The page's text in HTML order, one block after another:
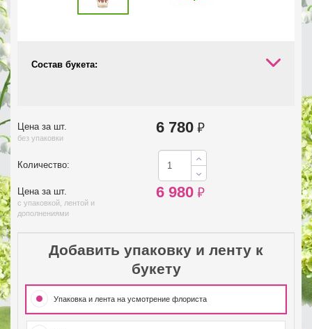
Состав букета:
Цена за шт.
без упаковки
6 780 ₽
Количество:
Цена за шт.
с упаковкой, лентой и
дополнениями
6 980 ₽
Добавить упаковку и ленту к
букету
Упаковка и лента на усмотрение флориста